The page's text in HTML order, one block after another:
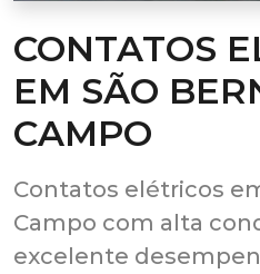
CONTATOS
EM SÃO
CAMPO
Contatos elétricos
Campo com alta
excelente